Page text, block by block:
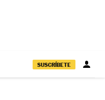
SUSCRÍBETE